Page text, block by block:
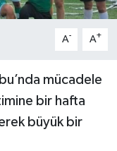
A- A+
mücadele
bir hafta
büyük bir